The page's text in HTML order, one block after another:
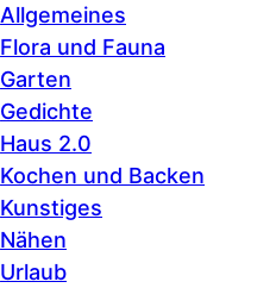
Allgemeines
Flora und Fauna
Garten
Gedichte
Haus 2.0
Kochen und Backen
Kunstiges
Nähen
Urlaub